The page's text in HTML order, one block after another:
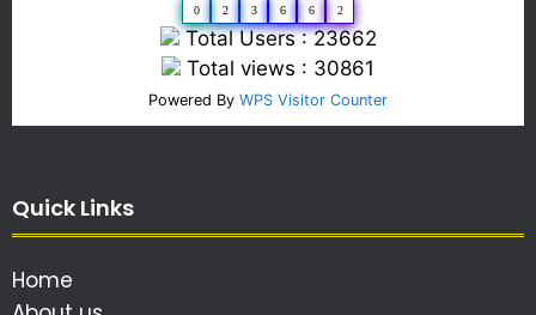
0 2 3 6 6 2
Total Users : 23662
Total views : 30861
Powered By WPS Visitor Counter
Quick Links
Home